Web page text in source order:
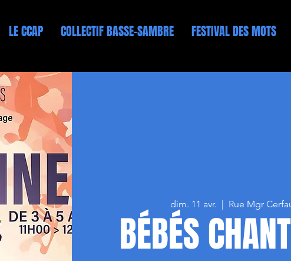
LE CCAP COLLECTIF BASSE-SAMBRE FESTIVAL DES MOTS
dim. 11 avr.
  |
Rue Mgr
BÉBÉS